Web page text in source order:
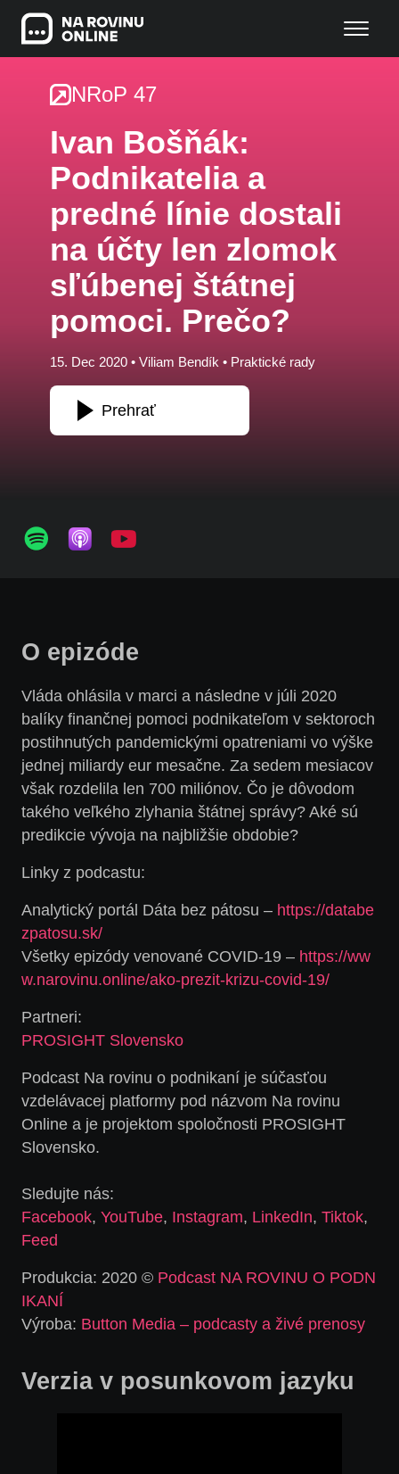
NRoP 47
Ivan Bošňák:
Podnikatelia a
predné línie dostali
na účty len zlomok
sľúbenej štátnej
pomoci. Prečo?
15. Dec 2020 • Viliam Bendík • Praktické rady
Prehrať
O epizóde
Vláda ohlásila v marci a následne v júli 2020
balíky finančnej pomoci podnikateľom v sektoroch
postihnutých pandemickými opatreniami vo výške
jednej miliardy eur mesačne. Za sedem mesiacov
však rozdelila len 700 miliónov. Čo je dôvodom
takého veľkého zlyhania štátnej správy? Aké sú
predikcie vývoja na najbližšie obdobie?
Linky z podcastu:
Analytický portál Dáta bez pátosu – https://databe
zpatosu.sk/
Všetky epizódy venované COVID-19 – https://ww
w.narovinu.online/ako-prezit-krizu-covid-19/
Partneri:
PROSIGHT Slovensko
Podcast Na rovinu o podnikaní je súčasťou
vzdelávacej platformy pod názvom Na rovinu
Online a je projektom spoločnosti PROSIGHT
Slovensko.
Sledujte nás:
Facebook, YouTube, Instagram, LinkedIn, Tiktok,
Feed
Produkcia: 2020 © Podcast NA ROVINU O PODN
IKANÍ
Výroba: Button Media – podcasty a živé prenosy
Verzia v posunkovom jazyku